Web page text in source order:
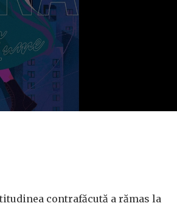
contrafăcută a rămas la